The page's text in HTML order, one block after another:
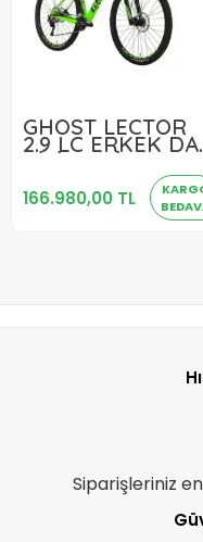
GHOST LECTOR
2.9 LC ERKEK
BİSİKLETİ HD 29
JANT 20 VİTES
GREEN BLK M
BEDEN
166.980,00 TL
166.980,00 TL
Sepete Ekle
Siparişleriniz